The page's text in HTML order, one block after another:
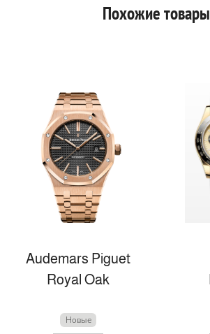
Похожие товары
Audemars Piguet
Royal Oak
Новые